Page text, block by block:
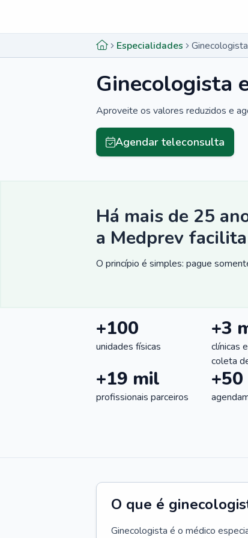
Especialidades
Ginecologista
Aproveite os valores reduzidos e
Agendar teleconsulta
Há mais de 25
a Medprev
O princípio é simples: pague
+100
unidades físicas
+3
clínicas
coleta
+19 mil
profissionais parceiros
O que é
Ginecologista é o médico